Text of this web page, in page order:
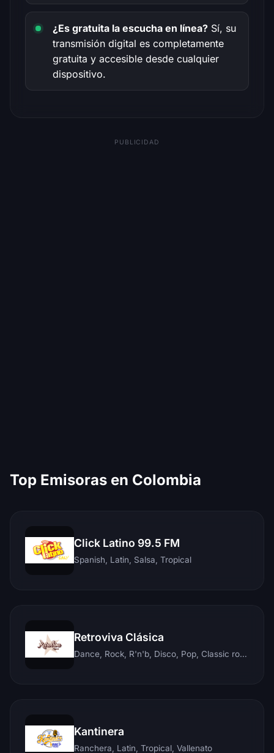
¿Es gratuita la escucha en línea? Sí, su
transmisión digital es completamente
gratuita y accesible desde cualquier
dispositivo.
PUBLICIDAD
Top Emisoras en Colombia
Click Latino 99.5 FM
Spanish, Latin, Salsa, Tropical
Retroviva Clásica
Dance, Rock, R'n'b, Disco, Pop, Classic rock, Techno, Reggae
Kantinera
Ranchera, Latin, Tropical, Vallenato